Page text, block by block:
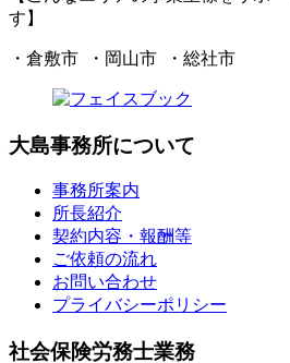
す】
・倉敷市 ・岡山市 ・総社市
大島事務所について
事務所案内
所長紹介
契約内容・報酬等
ご依頼の流れ
お問い合わせ
プライバシーポリシー
社会保険労務士業務